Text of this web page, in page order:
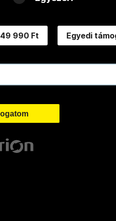
49 990 Ft Egyedi